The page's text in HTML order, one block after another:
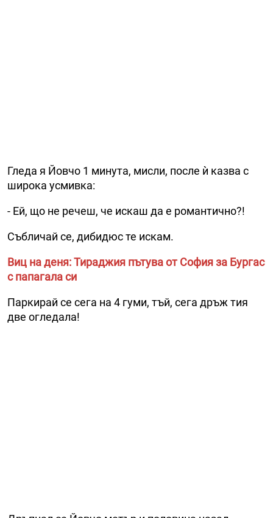
Гледа я Йовчо 1 минута, мисли, после ѝ казва с
широка усмивка:
- Ей, що не речеш, че искаш да е романтично?!
Събличай се, дибидюс те искам.
Виц на деня: Тираджия пътува от София за Бургас
с папагала си
Паркирай се сега на 4 гуми, тъй, сега дръж тия
две огледала!